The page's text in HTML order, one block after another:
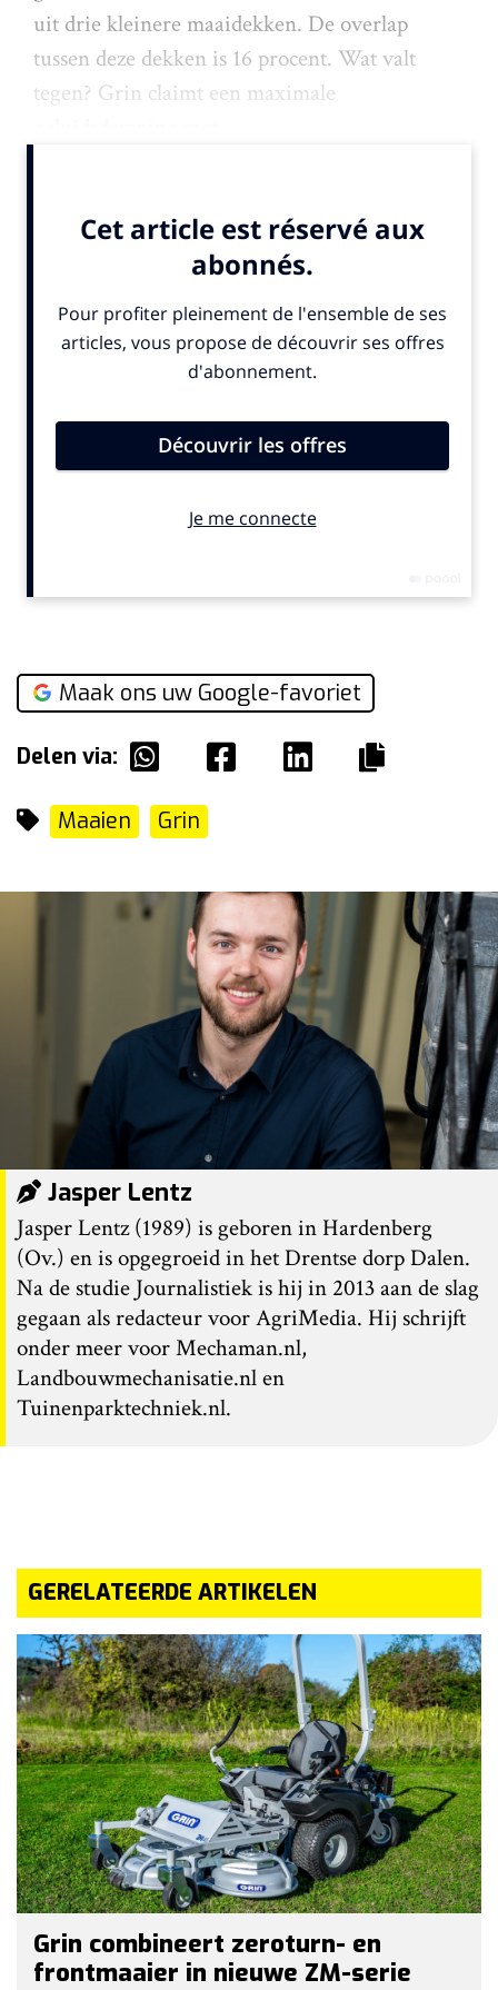
uit drie kleinere maaidekken. De overlap
tussen deze dekken is 16 procent. Wat valt
tegen? Grin claimt een maximale
Maak ons uw Google-favoriet
Delen via:
Maaien Grin
Jasper Lentz
Jasper Lentz (1989) is geboren in Hardenberg
(Ov.) en is opgegroeid in het Drentse dorp Dalen.
Na de studie Journalistiek is hij in 2013 aan de slag
gegaan als redacteur voor AgriMedia. Hij schrijft
onder meer voor Mechaman.nl,
Landbouwmechanisatie.nl en
Tuinenparktechniek.nl.
GERELATEERDE ARTIKELEN
Grin combineert zeroturn- en
frontmaaier in nieuwe ZM-serie